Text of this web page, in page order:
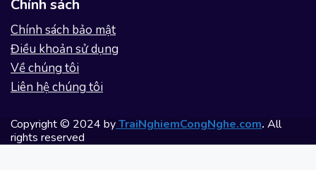
Chính sách
Chính sách bảo mật
Điều khoản sử dụng
Về chúng tôi
Liên hệ chúng tôi
Copyright © 2024 byTraiNghiemCongNghe.com. All
rights reserved